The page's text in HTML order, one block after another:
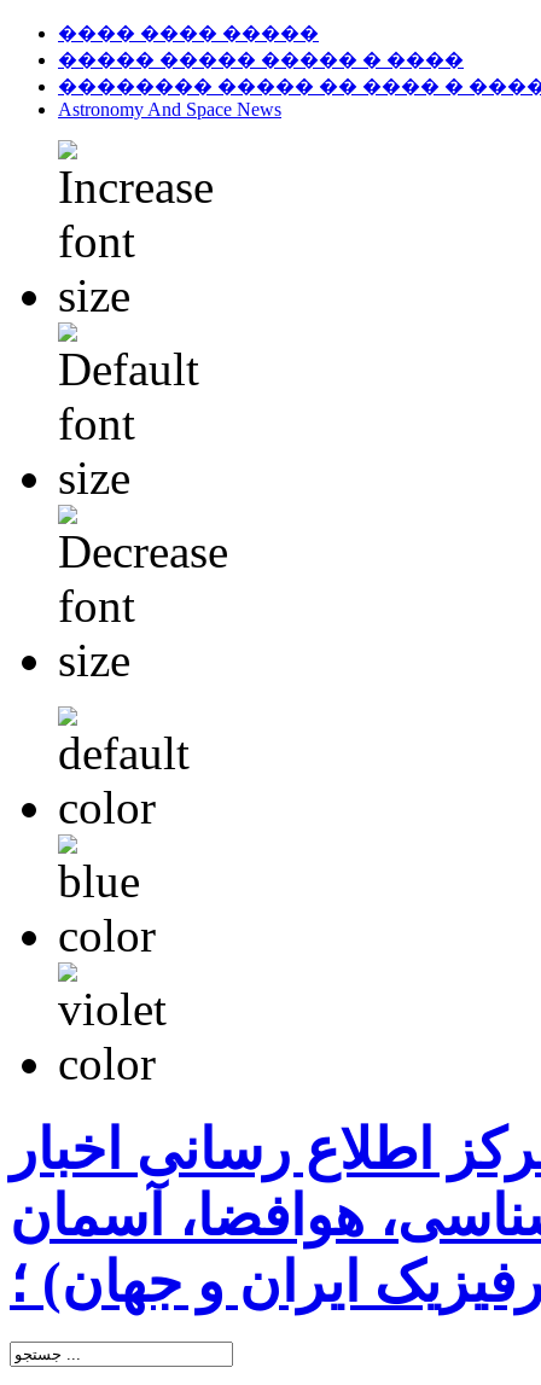
���� ���� �����
����� ����� ����� � ����
�������� ����� �� ���� �
Astronomy And Space News
اطلاع رسانی اخبار
هوافضا، آسمان
ایران و جهان) ؛